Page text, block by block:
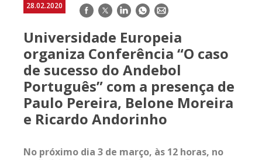
28.02.2020 Facebook
TwitterLinkedInWhatsApp
E-
Universidade Europeia
organiza Conferência “O caso
de sucesso do Andebol
Português” com a presença de
Paulo Pereira, Belone Moreira
e Ricardo Andorinho
No próximo dia 3 de março, às 12 horas, no